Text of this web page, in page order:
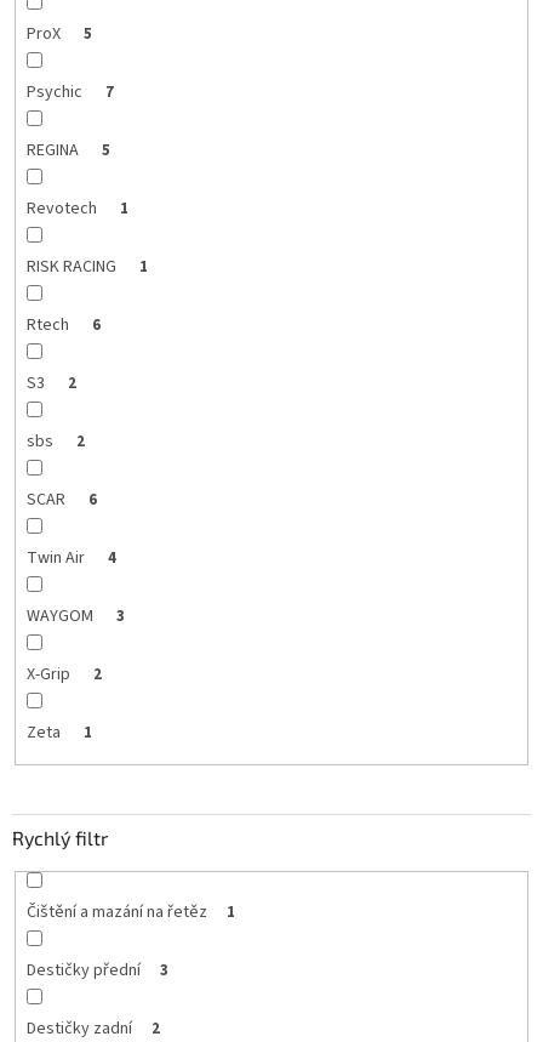
ProX 5
Psychic 7
REGINA 5
Revotech 1
RISK RACING 1
Rtech 6
S3 2
sbs 2
SCAR 6
Twin Air 4
WAYGOM 3
X-Grip 2
Zeta 1
Rychlý filtr
Čištění a mazání na řetěz 1
Destičky přední 3
Destičky zadní 2